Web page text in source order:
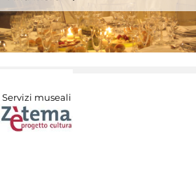
Servizi museali